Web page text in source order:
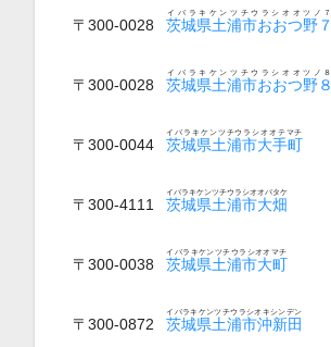
〒300-0028 茨城県土浦市おおつ野７
イバラキケンツチウラシオオツノ７
〒300-0028 茨城県土浦市おおつ野８
イバラキケンツチウラシオオツノ８
〒300-0044 茨城県土浦市大手町
イバラキケンツチウラシオオテマチ
〒300-4111 茨城県土浦市大畑
イバラキケンツチウラシオオバタケ
〒300-0038 茨城県土浦市大町
イバラキケンツチウラシオオマチ
〒300-0872 茨城県土浦市沖新田
イバラキケンツチウラシオキシンデン